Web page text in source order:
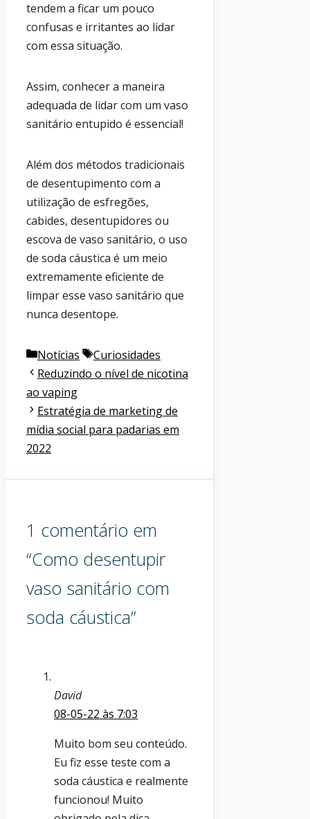
tendem a ficar um pouco
confusas e irritantes ao lidar
com essa situação.
Assim, conhecer a maneira
adequada de lidar com um vaso
sanitário entupido é essencial!
Além dos métodos tradicionais
de desentupimento com a
utilização de esfregões,
cabides, desentupidores ou
escova de vaso sanitário, o uso
de soda cáustica é um meio
extremamente eficiente de
limpar esse vaso sanitário que
nunca desentope.
Categorias
Notícias Etiquetas
Curiosidades
Reduzindo o nível de nicotina
ao vaping
Estratégia de marketing de
mídia social para padarias em
2022
1 comentário em
“Como desentupir
vaso sanitário com
soda cáustica”
David
08-05-22 às 7:03
Muito bom seu conteúdo.
Eu fiz esse teste com a
soda cáustica e realmente
funcionou! Muito